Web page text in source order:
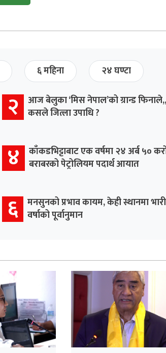
६ महिना २४ घण्टा
२
आज बेलुका ‘मिस नेपाल’को ग्रान्ड फिनाले,,
कसले जित्ला उपाधि ?
४
काँकडभिट्टाबाट एक वर्षमा २४ अर्ब ५०
बराबरको पेट्रोलियम पदार्थ आयात
६ मनसुनको प्रभाव कायम, केही स्थानमा भारी
वर्षाको पूर्वानुमान